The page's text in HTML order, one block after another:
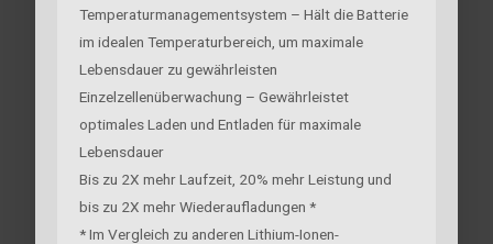
Temperaturmanagementsystem – Hält die Batterie
im idealen Temperaturbereich, um maximale
Lebensdauer zu gewährleisten
Einzelzellenüberwachung – Gewährleistet
optimales Laden und Entladen für maximale
Lebensdauer
Bis zu 2X mehr Laufzeit, 20% mehr Leistung und
bis zu 2X mehr Wiederaufladungen *
* Im Vergleich zu anderen Lithium-Ionen-